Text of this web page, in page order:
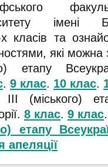
імені
класів та
які
етапу
. 9 клас. 10 клас.
(міського)
8 клас. 9 клас
етапу
апеляції